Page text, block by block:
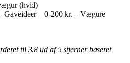
(hvid)
Gaveideer – 0-200 kr. – Vægure
til 3.8 ud af 5 stjerner baseret